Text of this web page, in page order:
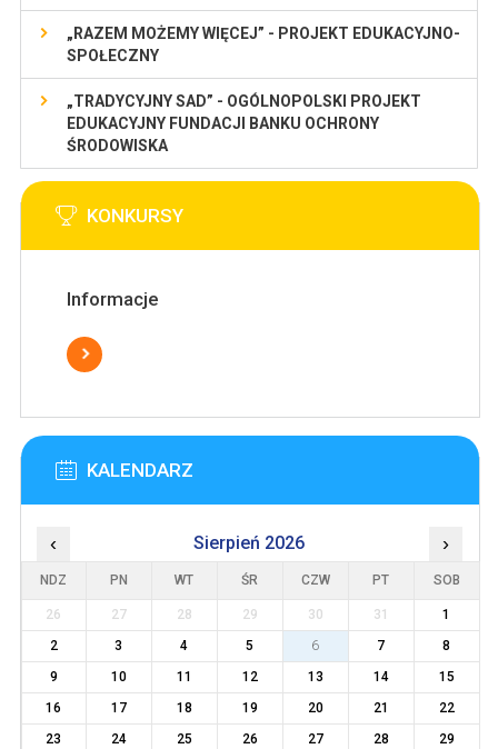
„RAZEM MOŻEMY WIĘCEJ” - PROJEKT EDUKACYJNO-
SPOŁECZNY
„TRADYCYJNY SAD” - OGÓLNOPOLSKI PROJEKT
EDUKACYJNY FUNDACJI BANKU OCHRONY
ŚRODOWISKA
KONKURSY
Informacje
KALENDARZ
‹ Sierpień 2026 ›
NDZ PN WT ŚR CZW PT SOB
26 27 28 29 30 31
1
2
3 4 5 6 7
8
9
10 11 12 13 14
15
16
17 18 19 20 21
22
23
24 25 26 27 28
29